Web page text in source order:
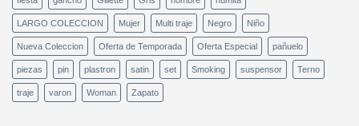
LARGO COLECCION Mujer Multi traje Negro Niño
Nueva Coleccion Oferta de Temporada Oferta Especial pañuelo
piezas pin plastron satin set Smoking suspensor Terno
traje varon Woman Zapato